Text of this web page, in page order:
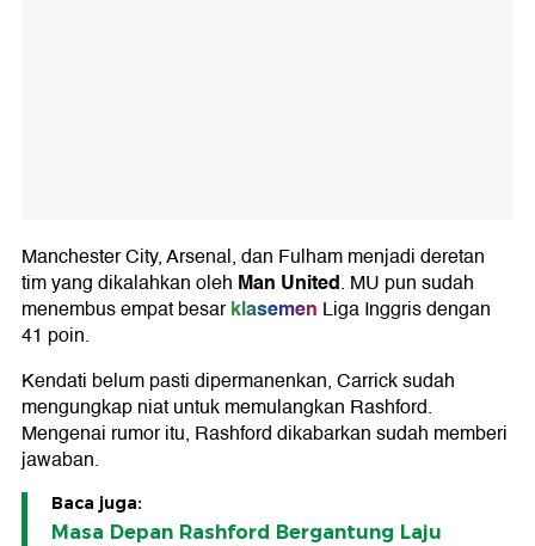
Manchester City, Arsenal, dan Fulham menjadi deretan
tim yang dikalahkan oleh Man United. MU pun sudah
menembus empat besarklasemen Liga Inggris dengan
41 poin.
Kendati belum pasti dipermanenkan, Carrick sudah
mengungkap niat untuk memulangkan Rashford.
Mengenai rumor itu, Rashford dikabarkan sudah memberi
jawaban.
Baca juga:
Masa Depan Rashford Bergantung Laju